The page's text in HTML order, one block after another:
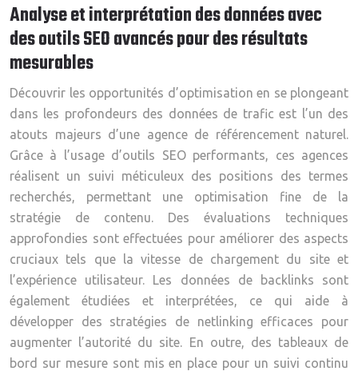
Analyse et interprétation des données avec
des outils SEO avancés pour des résultats
mesurables
Découvrir les opportunités d’optimisation en se plongeant
dans les profondeurs des données de trafic est l’un des
atouts majeurs d’une agence de référencement naturel.
Grâce à l’usage d’outils SEO performants, ces agences
réalisent un suivi méticuleux des positions des termes
recherchés, permettant une optimisation fine de la
stratégie de contenu. Des évaluations techniques
approfondies sont effectuées pour améliorer des aspects
cruciaux tels que la vitesse de chargement du site et
l’expérience utilisateur. Les données de backlinks sont
également étudiées et interprétées, ce qui aide à
développer des stratégies de netlinking efficaces pour
augmenter l’autorité du site. En outre, des tableaux de
bord sur mesure sont mis en place pour un suivi continu